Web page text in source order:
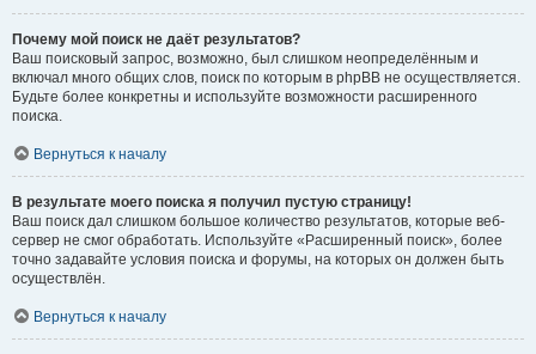
Почему мой поиск не даёт результатов?
Ваш поисковый запрос, возможно, был слишком неопределённым и
включал много общих слов, поиск по которым в phpBB не осуществляется.
Будьте более конкретны и используйте возможности расширенного
поиска.
Вернуться к началу
В результате моего поиска я получил пустую страницу!
Ваш поиск дал слишком большое количество результатов, которые веб-
сервер не смог обработать. Используйте «Расширенный поиск», более
точно задавайте условия поиска и форумы, на которых он должен быть
осуществлён.
Вернуться к началу